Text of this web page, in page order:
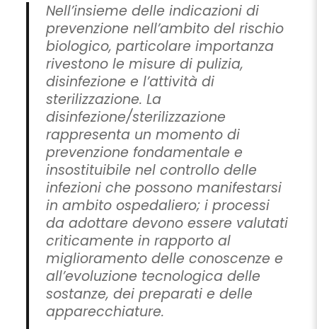
Nell’insieme delle indicazioni di
prevenzione nell’ambito del rischio
biologico, particolare importanza
rivestono le misure di pulizia,
disinfezione e l’attività di
sterilizzazione. La
disinfezione/sterilizzazione
rappresenta un momento di
prevenzione fondamentale e
insostituibile nel controllo delle
infezioni che possono manifestarsi
in ambito ospedaliero; i processi
da adottare devono essere valutati
criticamente in rapporto al
miglioramento delle conoscenze e
all’evoluzione tecnologica delle
sostanze, dei preparati e delle
apparecchiature.